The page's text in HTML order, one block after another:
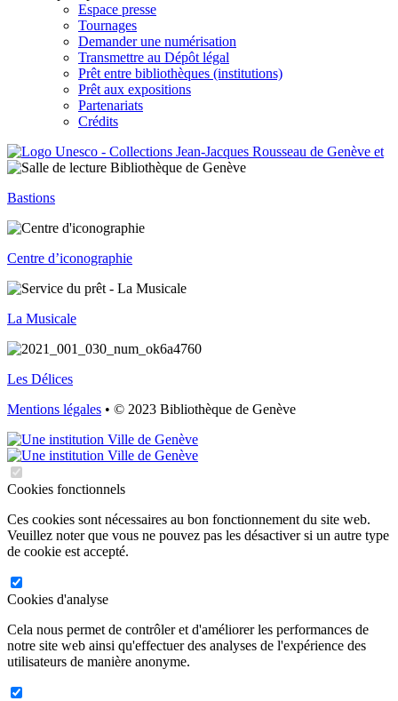
Espace presse
Tournages
Demander une numérisation
Transmettre au Dépôt légal
Prêt entre bibliothèques (institutions)
Prêt aux expositions
Partenariats
Crédits
Bastions
Centre d’iconographie
La Musicale
Les Délices
Mentions légales • © 2023 Bibliothèque de Genève
Cookies fonctionnels
Ces cookies sont nécessaires au bon fonctionnement du site web.
Veuillez noter que vous ne pouvez pas les désactiver si un autre type
de cookie est accepté.
Cookies d'analyse
Cela nous permet de contrôler et d'améliorer les performances de
notre site web ainsi qu'effectuer des analyses de l'expérience des
utilisateurs de manière anonyme.